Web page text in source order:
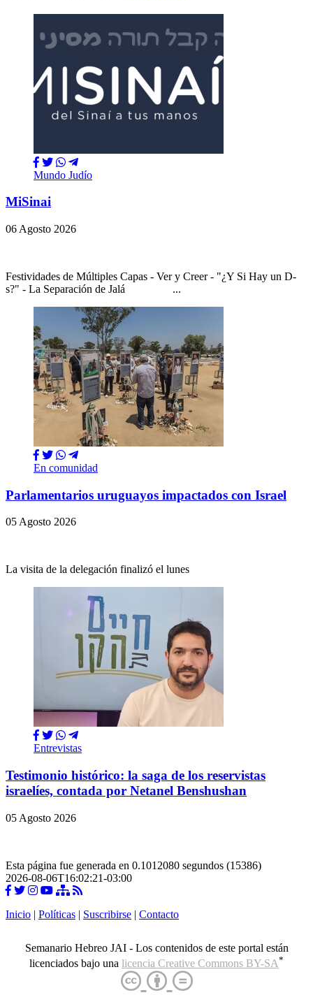
Mundo Judío
MiSinai
06 Agosto 2026
Festividades de Múltiples Capas - Ver y Creer - "¿Y Si Hay un D-
s?" - La Separación de Jalá ...
En comunidad
Parlamentarios uruguayos impactados con Israel
05 Agosto 2026
La visita de la delegación finalizó el lunes
Entrevistas
Testimonio histórico: la saga de los reservistas
israelíes, contada por Netanel Benshushan
05 Agosto 2026
Esta página fue generada en 0.1012080 segundos (15386)
2026-08-06T16:02:21-03:00
Inicio | Políticas | Suscribirse | Contacto
Semanario Hebreo JAI - Los contenidos de este portal están
licenciados bajo una licencia Creative Commons BY-SA*